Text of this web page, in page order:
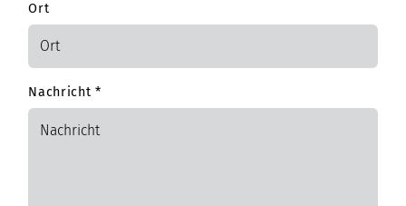
Ort
Nachricht *